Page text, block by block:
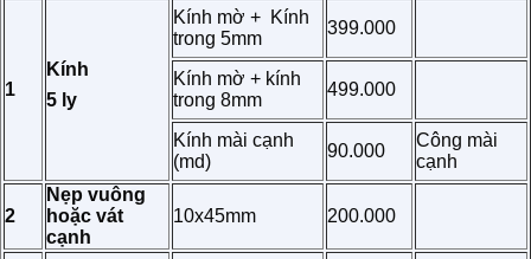
1
Kính
5 ly
Kính mờ + Kính
trong 5mm
399.000
Kính mờ + kính
trong 8mm
499.000
Kính mài cạnh
(md)
90.000
Công mài
cạnh
2
Nẹp vuông
hoặc vát
cạnh
10x45mm 200.000